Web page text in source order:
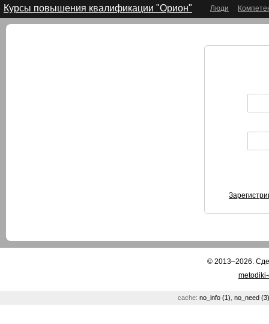
Курсы повышения квалификации "Орион" Люди
© 2013–2026.
cache: no_info (1) no_need (3)